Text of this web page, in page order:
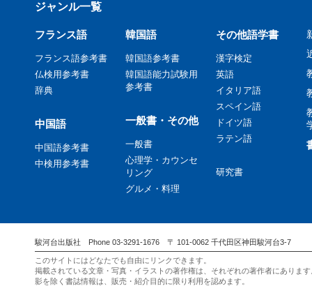
ジャンル一覧
フランス語
フランス語参考書
仏検用参考書
辞典
中国語
中国語参考書
中検用参考書
韓国語
韓国語参考書
韓国語能力試験用
参考書
一般書・その他
一般書
心理学・カウンセ
リング
グルメ・料理
その他語学書
漢字検定
英語
イタリア語
スペイン語
ドイツ語
ラテン語
研究書
駿河台出版社 Phone 03-3291-1676 〒 101-0062 千代田区神田駿河台3-7
このサイトにはどなたでも自由にリンクできます。
掲載されている文章・写真・イラストの著作権は、それぞれの著作者にありま
影を除く書誌情報は、販売・紹介目的に限り利用を認めます。